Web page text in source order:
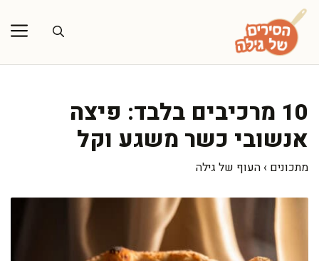
לדלג
לתוכן
10 מרכיבים בלבד: פיצה
אנשובי כשר משגע וקל
מתכונים › העוף של גילה